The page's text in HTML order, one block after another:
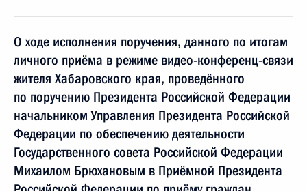
О ходе исполнения поручения, данного по итогам
личного приёма в режиме видео-конференц-связи
жителя Хабаровского края, проведённого
по поручению Президента Российской Федерации
начальником Управления Президента Российской
Федерации по обеспечению деятельности
Государственного совета Российской Федерации
Михаилом Брюхановым в Приёмной Президента